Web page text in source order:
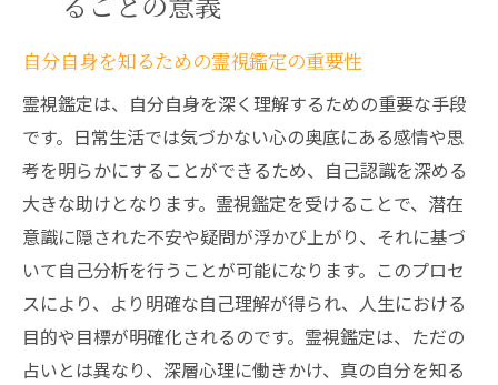
自分自身を知るための霊視鑑定の重要性
霊視鑑定は、自分自身を深く理解するための重要な手段
です。日常生活では気づかない心の奥底にある感情や思
考を明らかにすることができるため、自己認識を深める
大きな助けとなります。霊視鑑定を受けることで、潜在
意識に隠された不安や疑問が浮かび上がり、それに基づ
いて自己分析を行うことが可能になります。このプロセ
スにより、より明確な自己理解が得られ、人生における
目的や目標が明確化されるのです。霊視鑑定は、ただの
占いとは異なり、深層心理に働きかけ、真の自分を知る